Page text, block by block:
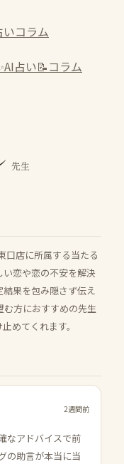
いコラム
AI占い📝コラム
先生
口店に所属する当たる
恋や恋の不安を解決
果を包み隠さず伝え
む方におすすめの先生
めてくれます。
2週間前
なアドバイスで前
の助言が本当に当